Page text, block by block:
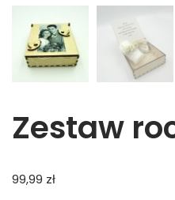
Zestaw
99,99 zł